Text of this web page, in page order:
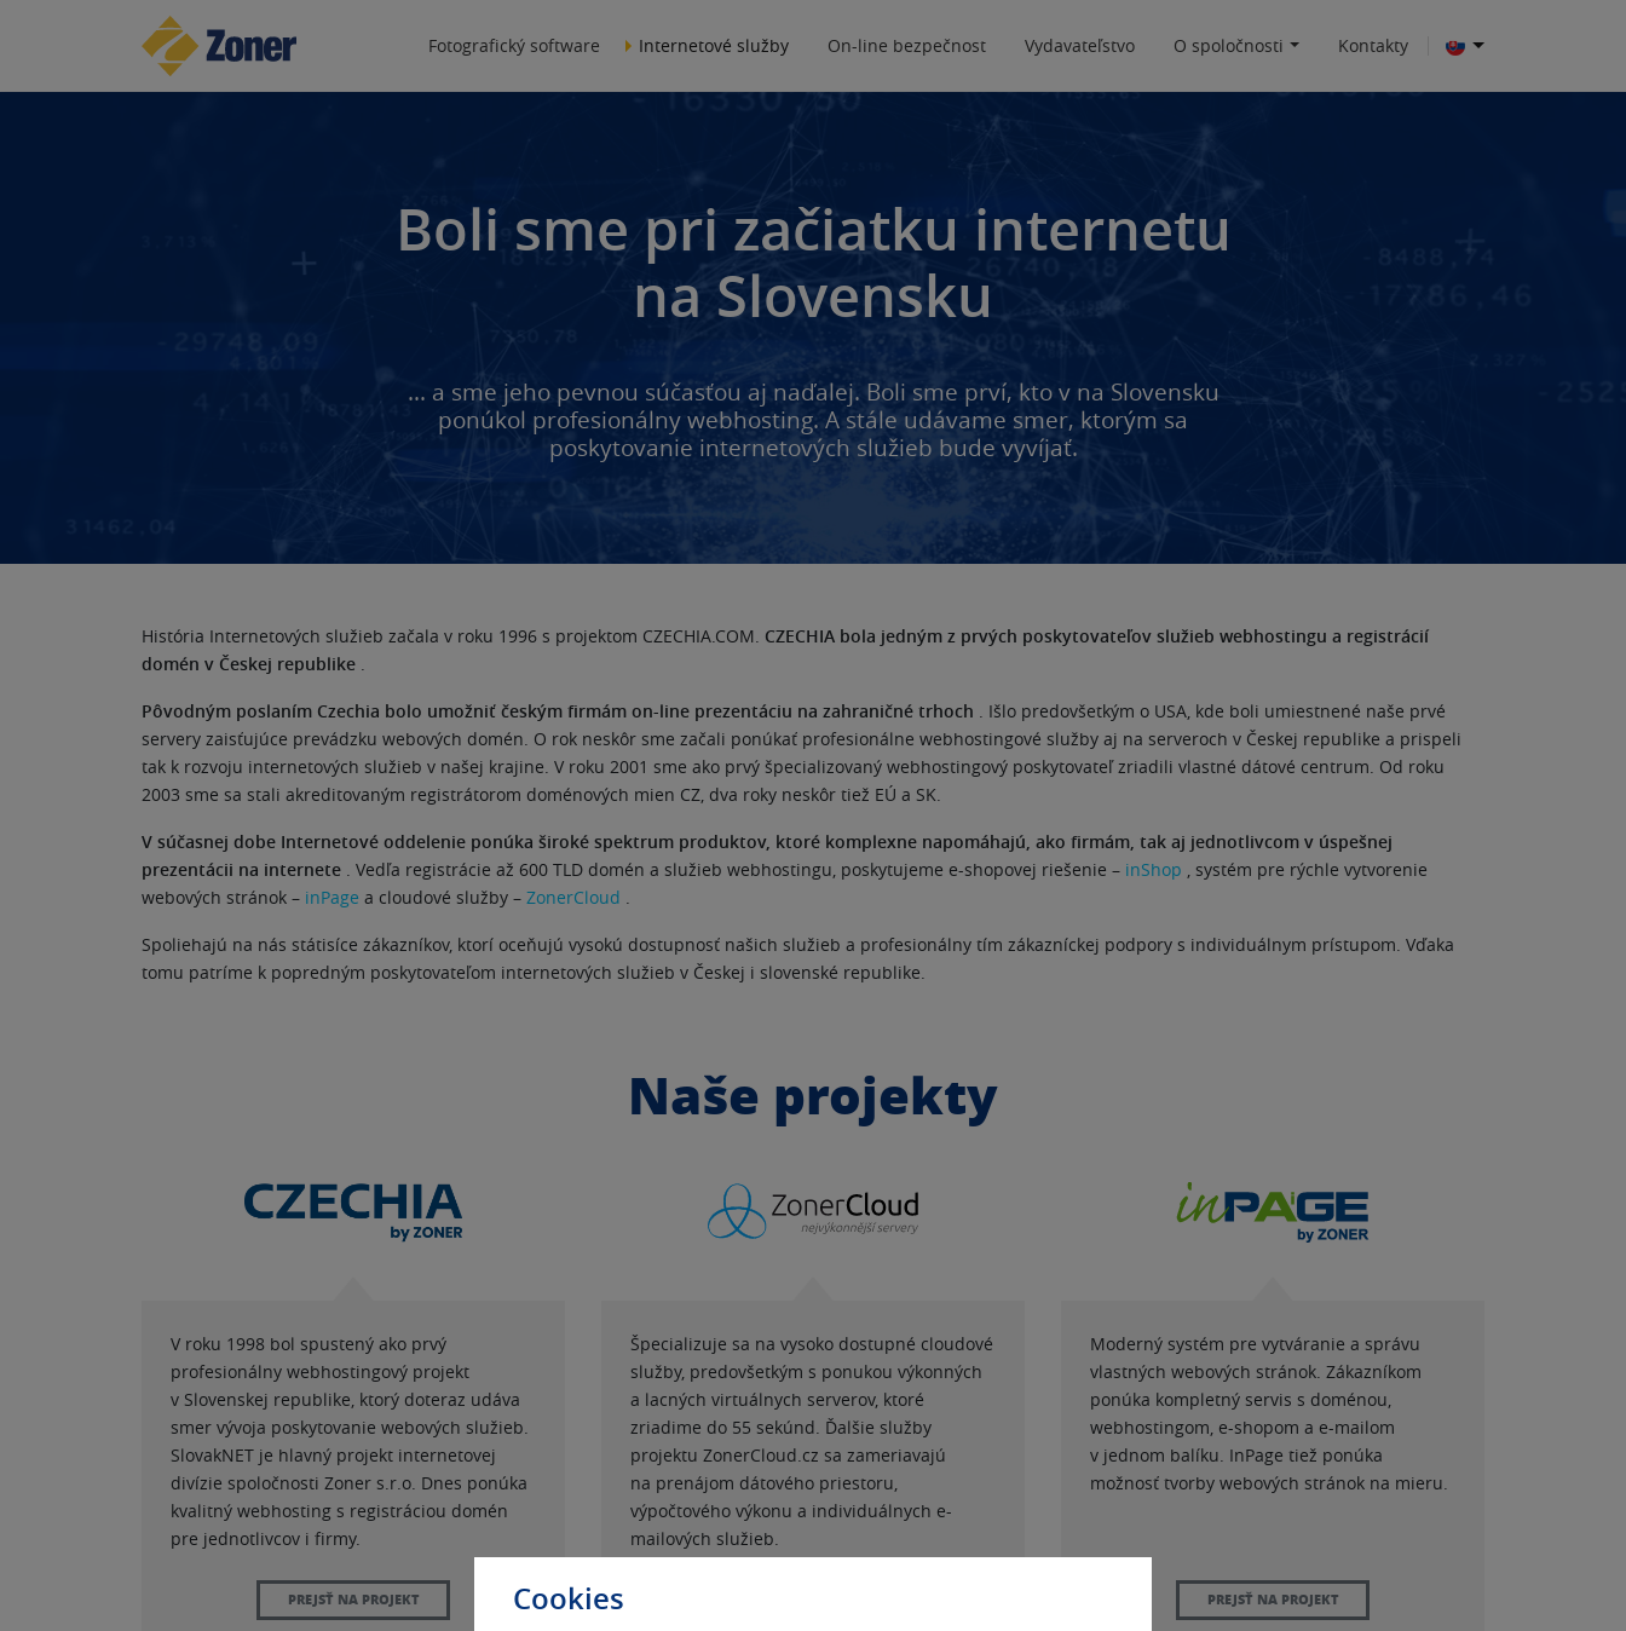
Cookies
Fotografický software Internetové služby On-line bezpečnost Vydavateľstvo O spoločnosti Kontakty
Boli sme pri začiatku internetu
na Slovensku
... a sme jeho pevnou súčasťou aj naďalej. Boli sme prví, kto v na Slovensku
ponúkol profesionálny webhosting. A stále udávame smer, ktorým sa
poskytovanie internetových služieb bude vyvíjať.
História Internetových služieb začala v roku 1996 s projektom CZECHIA.COM. CZECHIA bola jedným z prvých poskytovateľov služieb webhostingu a registrácií
domén v Českej republike .
Pôvodným poslaním Czechia bolo umožniť českým firmám on-line prezentáciu na zahraničné trhoch . Išlo predovšetkým o USA, kde boli umiestnené naše prvé
servery zaisťujúce prevádzku webových domén. O rok neskôr sme začali ponúkať profesionálne webhostingové služby aj na serveroch v Českej republike a prispeli
tak k rozvoju internetových služieb v našej krajine. V roku 2001 sme ako prvý špecializovaný webhostingový poskytovateľ zriadili vlastné dátové centrum. Od roku
2003 sme sa stali akreditovaným registrátorom doménových mien CZ, dva roky neskôr tiež EÚ a SK.
V súčasnej dobe Internetové oddelenie ponúka široké spektrum produktov, ktoré komplexne napomáhajú, ako firmám, tak aj jednotlivcom v úspešnej
prezentácii na internete . Vedľa registrácie až 600 TLD domén a služieb webhostingu, poskytujeme e-shopovej riešenie – inShop , systém pre rýchle vytvorenie
webových stránok – inPage a cloudové služby – ZonerCloud .
Spoliehajú na nás státisíce zákazníkov, ktorí oceňujú vysokú dostupnosť našich služieb a profesionálny tím zákazníckej podpory s individuálnym prístupom. Vďaka
tomu patríme k popredným poskytovateľom internetových služieb v Českej i slovenské republike.
Naše projekty
V roku 1998 bol spustený ako prvý
profesionálny webhostingový projekt
v Slovenskej republike, ktorý doteraz udáva
smer vývoja poskytovanie webových služieb.
SlovakNET je hlavný projekt internetovej
divízie spoločnosti Zoner s.r.o. Dnes ponúka
kvalitný webhosting s registráciou domén
pre jednotlivcov i firmy.
PREJSŤ NA PROJEKT
Špecializuje sa na vysoko dostupné cloudové
služby, predovšetkým s ponukou výkonných
a lacných virtuálnych serverov, ktoré
zriadime do 55 sekúnd. Ďalšie služby
projektu ZonerCloud.cz sa zameriavajú
na prenájom dátového priestoru,
výpočtového výkonu a individuálnych e-
mailových služieb.
Moderný systém pre vytváranie a správu
vlastných webových stránok. Zákazníkom
ponúka kompletný servis s doménou,
webhostingom, e-shopom a e-mailom
v jednom balíku. InPage tiež ponúka
možnosť tvorby webových stránok na mieru.
PREJSŤ NA PROJEKT